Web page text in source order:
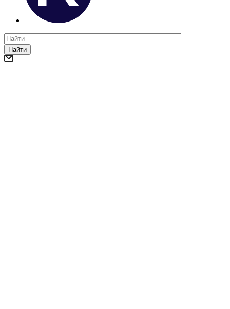
Найти